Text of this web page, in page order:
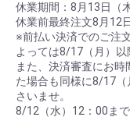
休業期間：8月13日（
休業前最終注文8月12
※前払い決済でのご注
よっては8/17（月）以
また、決済審査にお
た場合も同様に8/17
さいませ。
8/12（水）12：00ま